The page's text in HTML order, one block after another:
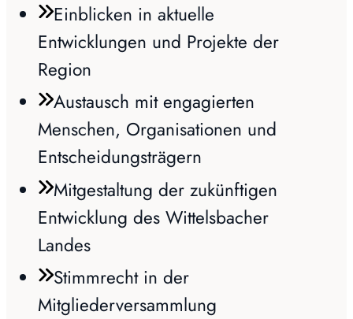
Einblicken in aktuelle
Entwicklungen und Projekte der
Region
Austausch mit engagierten
Menschen, Organisationen und
Entscheidungsträgern
Mitgestaltung der zukünftigen
Entwicklung des Wittelsbacher
Landes
Stimmrecht in der
Mitgliederversammlung